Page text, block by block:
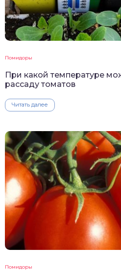
Помидоры
При какой температуре
рассаду томатов
Читать далее
Помидоры